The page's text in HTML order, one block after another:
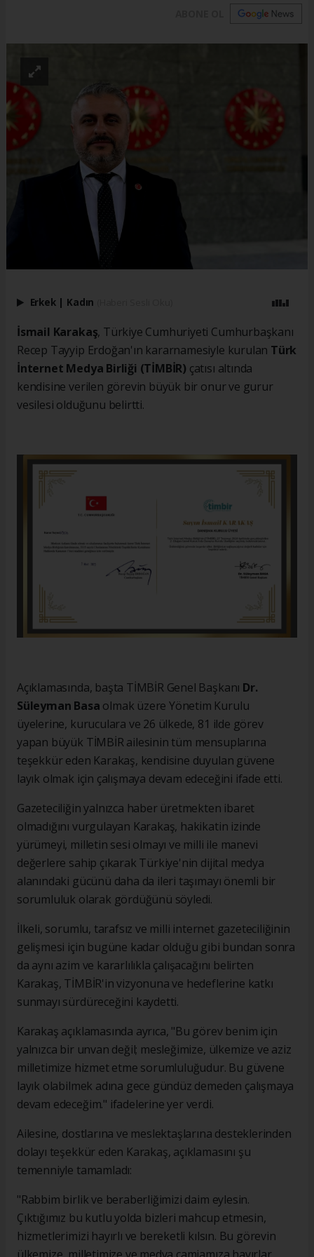
Erkek | Kadın
İsmail Karakaş, Türkiye Cumhuriyeti Cumhurbaşkanı
Recep Tayyip Erdoğan'ın kararnamesiyle kurulan Türk
İnternet Medya Birliği (TİMBİR) çatısı altında
kendisine verilen görevin büyük bir onur ve gurur
vesilesi olduğunu belirtti.
Açıklamasında, başta TİMBİR Genel Başkanı Dr.
Süleyman Basa olmak üzere Yönetim Kurulu
üyelerine, kuruculara ve 26 ülkede, 81 ilde görev
yapan büyük TİMBİR ailesinin tüm mensuplarına
teşekkür eden Karakaş, kendisine duyulan güvene
layık olmak için çalışmaya devam edeceğini ifade etti.
Gazeteciliğin yalnızca haber üretmekten ibaret
olmadığını vurgulayan Karakaş, hakikatin izinde
yürümeyi, milletin sesi olmayı ve milli ile manevi
değerlere sahip çıkarak Türkiye'nin dijital medya
alanındaki gücünü daha da ileri taşımayı önemli bir
sorumluluk olarak gördüğünü söyledi.
İlkeli, sorumlu, tarafsız ve milli internet gazeteciliğinin
gelişmesi için bugüne kadar olduğu gibi bundan sonra
da aynı azim ve kararlılıkla çalışacağını belirten
Karakaş, TİMBİR'in vizyonuna ve hedeflerine katkı
sunmayı sürdüreceğini kaydetti.
Karakaş açıklamasında ayrıca, "Bu görev benim için
yalnızca bir unvan değil; mesleğimize, ülkemize ve aziz
milletimize hizmet etme sorumluluğudur. Bu güvene
layık olabilmek adına gece gündüz demeden çalışmaya
devam edeceğim." ifadelerine yer verdi.
Ailesine, dostlarına ve meslektaşlarına desteklerinden
dolayı teşekkür eden Karakaş, açıklamasını şu
temenniyle tamamladı:
"Rabbim birlik ve beraberliğimizi daim eylesin.
Çıktığımız bu kutlu yolda bizleri mahcup etmesin,
hizmetlerimizi hayırlı ve bereketli kılsın. Bu görevin
ülkemize, milletimize ve medya camiamıza hayırlar